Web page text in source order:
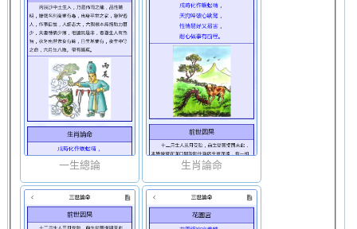
一生總論 生肖論命